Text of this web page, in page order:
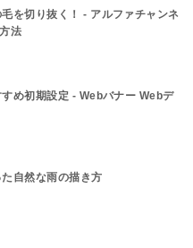
を切り抜く！ - アルファチャンネ
法
め初期設定 - Webバナー Webデ
自然な雨の描き方